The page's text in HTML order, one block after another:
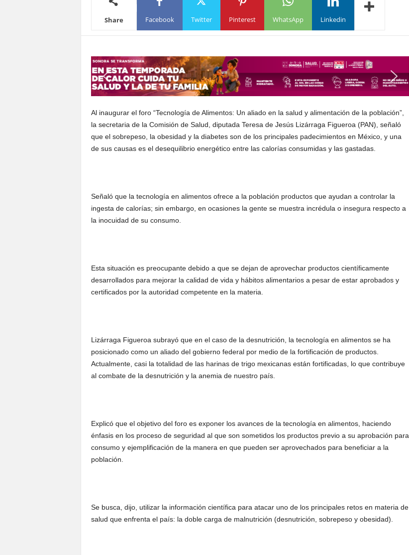
Share Facebook Twitter Pinterest WhatsApp Linkedin
Al inaugurar el foro “Tecnología de Alimentos: Un aliado en la salud y alimentación de la población”,
la secretaria de la Comisión de Salud, diputada Teresa de Jesús Lizárraga Figueroa (PAN), señaló
que el sobrepeso, la obesidad y la diabetes son de los principales padecimientos en México, y una
de sus causas es el desequilibrio energético entre las calorías consumidas y las gastadas.
Señaló que la tecnología en alimentos ofrece a la población productos que ayudan a controlar la
ingesta de calorías; sin embargo, en ocasiones la gente se muestra incrédula o insegura respecto a
la inocuidad de su consumo.
Esta situación es preocupante debido a que se dejan de aprovechar productos científicamente
desarrollados para mejorar la calidad de vida y hábitos alimentarios a pesar de estar aprobados y
certificados por la autoridad competente en la materia.
Lizárraga Figueroa subrayó que en el caso de la desnutrición, la tecnología en alimentos se ha
posicionado como un aliado del gobierno federal por medio de la fortificación de productos.
Actualmente, casi la totalidad de las harinas de trigo mexicanas están fortificadas, lo que contribuye
al combate de la desnutrición y la anemia de nuestro país.
Explicó que el objetivo del foro es exponer los avances de la tecnología en alimentos, haciendo
énfasis en los proceso de seguridad al que son sometidos los productos previo a su aprobación para
consumo y ejemplificación de la manera en que pueden ser aprovechados para beneficiar a la
población.
Se busca, dijo, utilizar la información científica para atacar uno de los principales retos en materia de
salud que enfrenta el país: la doble carga de malnutrición (desnutrición, sobrepeso y obesidad).